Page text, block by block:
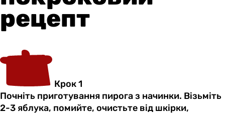
рецепт
Крок 1
Почніть приготування пирога з начинки. Візьміть
2-3 яблука, помийте, очистьте від шкірки,